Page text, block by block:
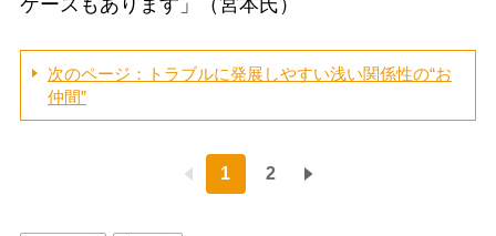
ケースもあります」（宮本氏）
次のページ：トラブルに発展しやすい浅い関係性の“お
仲間”
1 2